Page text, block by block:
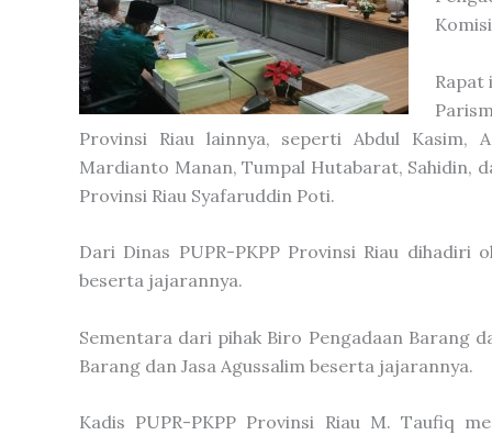
Rapat
Provinsi Riau lainnya, seperti Abdul Kasim,
Mardianto Manan, Tumpal Hutabarat, Sahidin,
Provinsi Riau Syafaruddin Poti.
Dari Dinas PUPR-PKPP Provinsi Riau dihadiri
beserta jajarannya.
Sementara dari pihak Biro Pengadaan Barang
Barang dan Jasa Agussalim beserta jajarannya.
Kadis PUPR-PKPP Provinsi Riau M. Taufiq